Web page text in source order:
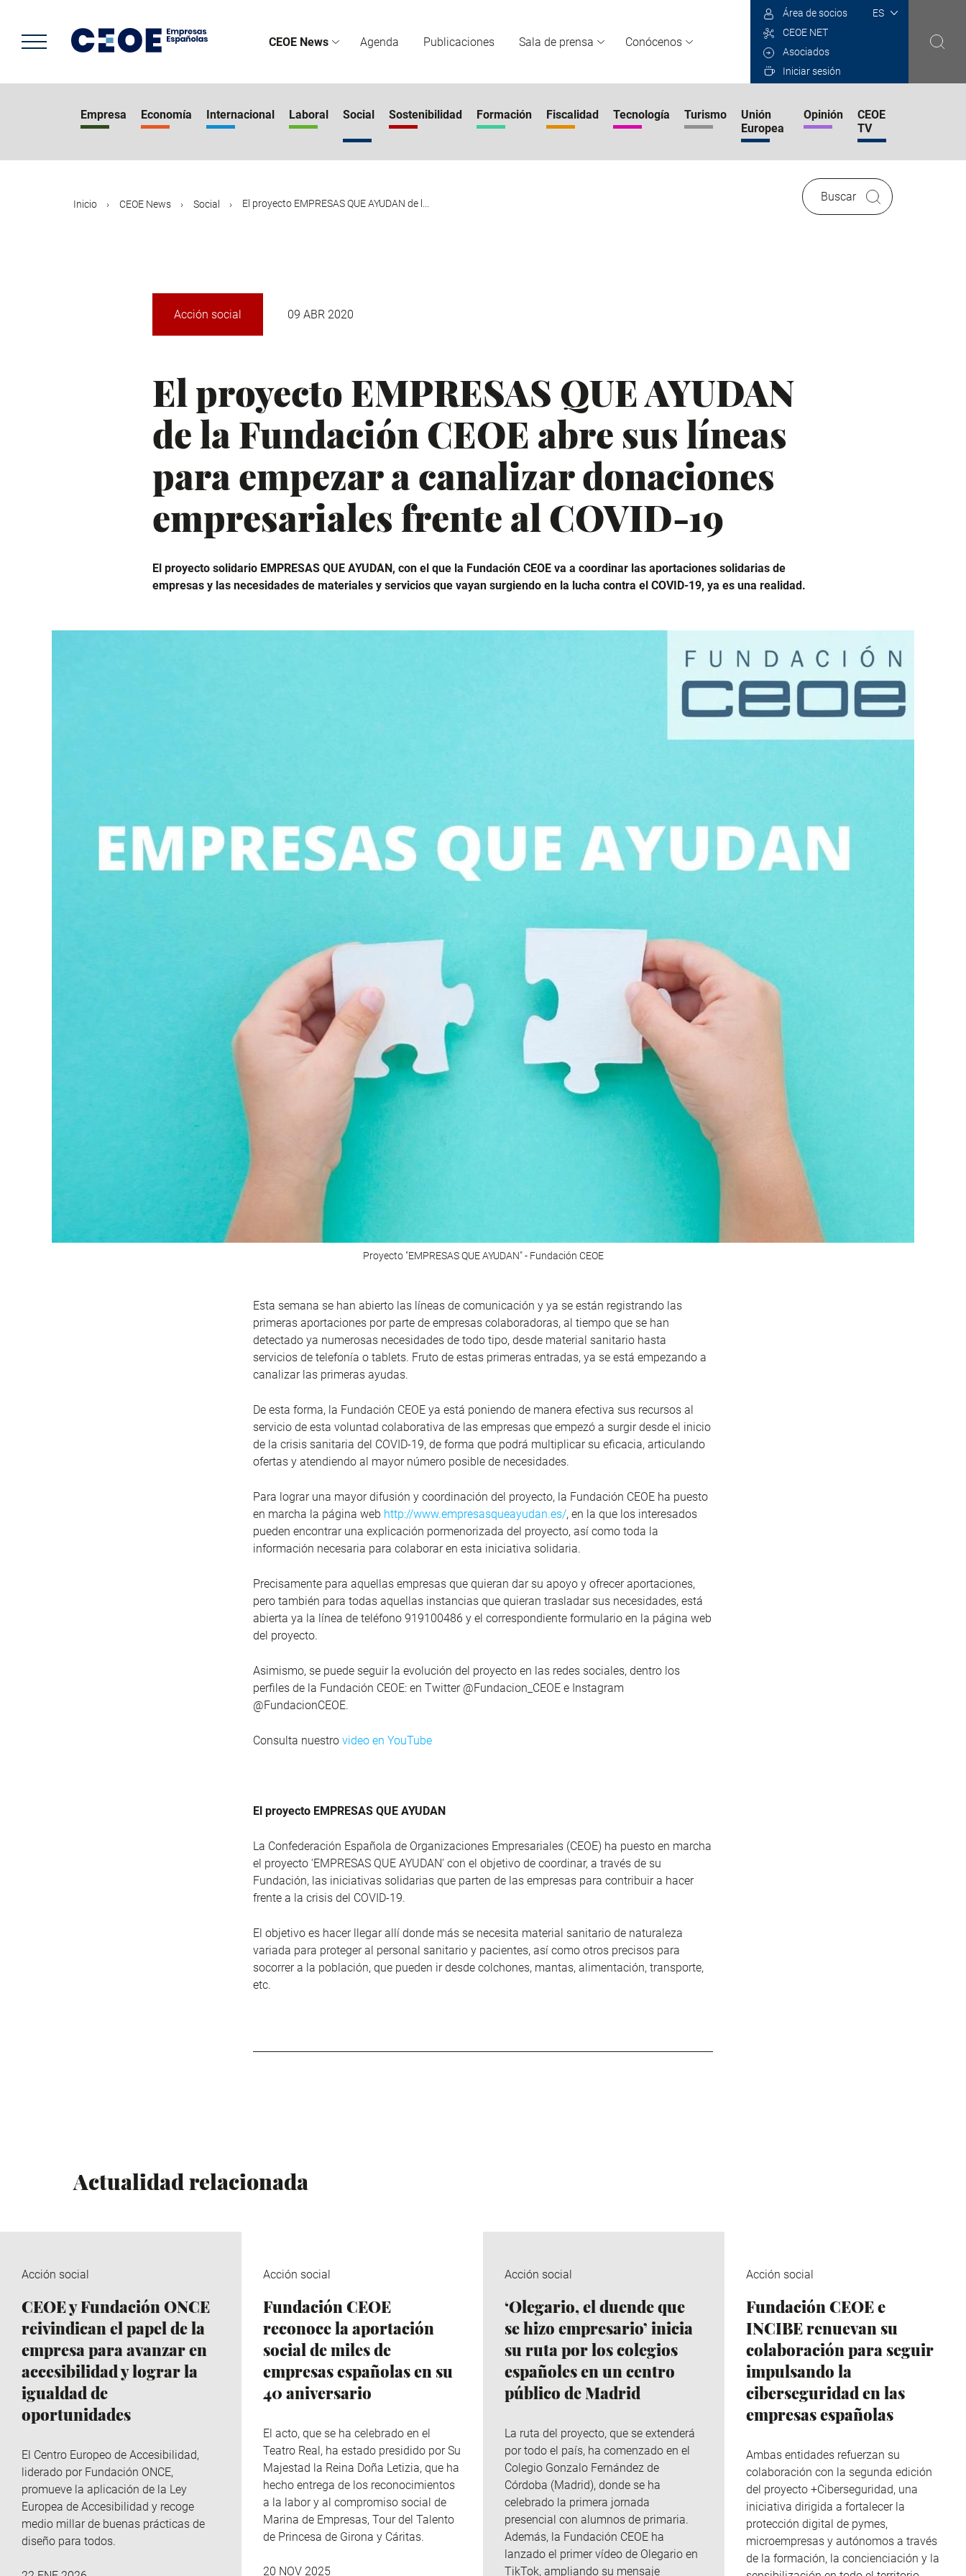
contenido
principal
CEOE News Agenda Publicaciones Sala de prensa Conócenos
Select
Área de socios
CEOE NET
Asociados
Iniciar sesión
Empresa Economía Internacional Laboral Social Sostenibilidad Formación Fiscalidad Tecnología Turismo
Unión
Europea
Opinión
CEOE
TV
Inicio CEOE News Social El proyecto EMPRESAS QUE AYUDAN de l...
Buscar
Acción social 09 ABR 2020
El proyecto EMPRESAS QUE AYUDAN
de la Fundación CEOE abre sus líneas
para empezar a canalizar donaciones
empresariales frente al COVID-19
El proyecto solidario EMPRESAS QUE AYUDAN, con el que la Fundación CEOE va a coordinar las aportaciones solidarias de
empresas y las necesidades de materiales y servicios que vayan surgiendo en la lucha contra el COVID-19, ya es una realidad.
Proyecto "EMPRESAS QUE AYUDAN" - Fundación CEOE
Esta semana se han abierto las líneas de comunicación y ya se están registrando las
primeras aportaciones por parte de empresas colaboradoras, al tiempo que se han
detectado ya numerosas necesidades de todo tipo, desde material sanitario hasta
servicios de telefonía o tablets. Fruto de estas primeras entradas, ya se está empezando a
canalizar las primeras ayudas.
De esta forma, la Fundación CEOE ya está poniendo de manera efectiva sus recursos al
servicio de esta voluntad colaborativa de las empresas que empezó a surgir desde el inicio
de la crisis sanitaria del COVID-19, de forma que podrá multiplicar su eficacia, articulando
ofertas y atendiendo al mayor número posible de necesidades.
Para lograr una mayor difusión y coordinación del proyecto, la Fundación CEOE ha puesto
en marcha la página web http://www.empresasqueayudan.es/, en la que los interesados
pueden encontrar una explicación pormenorizada del proyecto, así como toda la
información necesaria para colaborar en esta iniciativa solidaria.
Precisamente para aquellas empresas que quieran dar su apoyo y ofrecer aportaciones,
pero también para todas aquellas instancias que quieran trasladar sus necesidades, está
abierta ya la línea de teléfono 919100486 y el correspondiente formulario en la página web
del proyecto.
Asimismo, se puede seguir la evolución del proyecto en las redes sociales, dentro los
perfiles de la Fundación CEOE: en Twitter @Fundacion_CEOE e Instagram
@FundacionCEOE.
Consulta nuestro video en YouTube
El proyecto EMPRESAS QUE AYUDAN
La Confederación Española de Organizaciones Empresariales (CEOE) ha puesto en marcha
el proyecto ‘EMPRESAS QUE AYUDAN’ con el objetivo de coordinar, a través de su
Fundación, las iniciativas solidarias que parten de las empresas para contribuir a hacer
frente a la crisis del COVID-19.
El objetivo es hacer llegar allí donde más se necesita material sanitario de naturaleza
variada para proteger al personal sanitario y pacientes, así como otros precisos para
socorrer a la población, que pueden ir desde colchones, mantas, alimentación, transporte,
etc.
Actualidad relacionada
Acción social
CEOE y Fundación ONCE
reivindican el papel de la
empresa para avanzar en
accesibilidad y lograr la
igualdad de
oportunidades
El Centro Europeo de Accesibilidad,
liderado por Fundación ONCE,
promueve la aplicación de la Ley
Europea de Accesibilidad y recoge
medio millar de buenas prácticas de
diseño para todos.
Acción social
Fundación CEOE
reconoce la aportación
social de miles de
empresas españolas en su
40 aniversario
El acto, que se ha celebrado en el
Teatro Real, ha estado presidido por Su
Majestad la Reina Doña Letizia, que ha
hecho entrega de los reconocimientos
a la labor y al compromiso social de
Marina de Empresas, Tour del Talento
de Princesa de Girona y Cáritas.
20 NOV 2025
Acción social
‘Olegario, el duende que
se hizo empresario’ inicia
su ruta por los colegios
españoles en un centro
público de Madrid
La ruta del proyecto, que se extenderá
por todo el país, ha comenzado en el
Colegio Gonzalo Fernández de
Córdoba (Madrid), donde se ha
celebrado la primera jornada
presencial con alumnos de primaria.
Además, la Fundación CEOE ha
lanzado el primer vídeo de Olegario en
TikTok, ampliando su mensaje
Acción social
Fundación CEOE e
INCIBE renuevan su
colaboración para seguir
impulsando la
ciberseguridad en las
empresas españolas
Ambas entidades refuerzan su
colaboración con la segunda edición
del proyecto +Ciberseguridad, una
iniciativa dirigida a fortalecer la
protección digital de pymes,
microempresas y autónomos a través
de la formación, la concienciación y la